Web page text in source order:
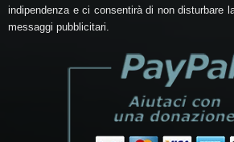
indipendenza e ci consentirà di non disturbare
messaggi pubblicitari.